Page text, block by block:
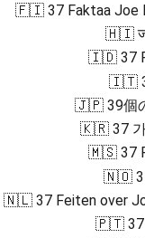
🇫🇮 37 Faktaa Joe
🇭🇮 जो
🇮🇩 37
🇮🇹
🇯🇵 39個
🇰🇷 37 가
🇲🇸 37
🇳🇴
🇳🇱 37 Feiten over
🇵🇹 37